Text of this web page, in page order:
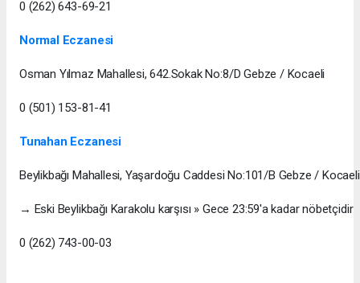
0 (262) 643-69-21
Normal Eczanesi
Osman Yılmaz Mahallesi, 642.Sokak No:8/D Gebze / Kocaeli
0 (501) 153-81-41
Tunahan Eczanesi
Beylikbağı Mahallesi, Yaşardoğu Caddesi No:101/B Gebze / Kocaeli
→ Eski Beylikbağı Karakolu karşısı » Gece 23:59'a kadar nöbetçidir
0 (262) 743-00-03